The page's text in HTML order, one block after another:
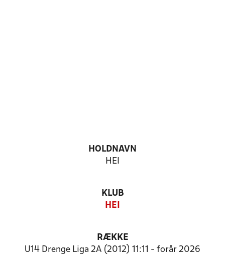
HOLDNAVN
HEI
KLUB
HEI
RÆKKE
U14 Drenge Liga 2A (2012) 11:11 - forår 2026